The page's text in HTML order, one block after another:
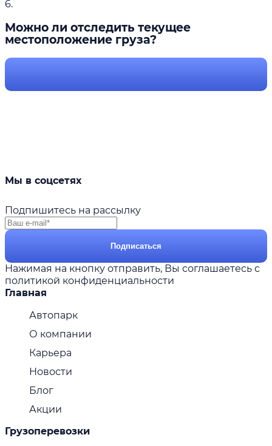
6.
Можно ли отследить текущее
местоположение груза?
Мы в соцсетях
Подпишитесь на рассылку
Подписаться
Нажимая на кнопку отправить, Вы соглашаетесь с
политикой конфиденциальности
Главная
Автопарк
О компании
Карьера
Новости
Блог
Акции
Грузоперевозки